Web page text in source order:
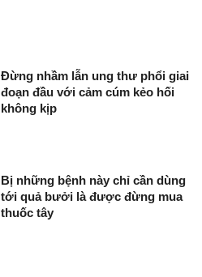
Đừng nhầm lẫn ung thư phổi giai
đoạn đầu với cảm cúm kẻo hối
không kịp
Bị những bệnh này chỉ cần dùng
tới quả bưởi là được đừng mua
thuốc tây